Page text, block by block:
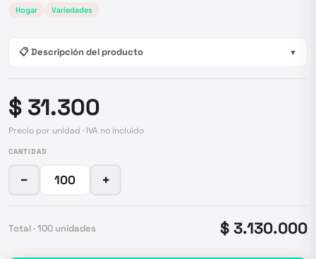
Hogar Variedades
📋 Descripción del producto ▼
$ 31.300
Precio por unidad · IVA no incluido
CANTIDAD
− +
Total · 100 unidades $ 3.130.000